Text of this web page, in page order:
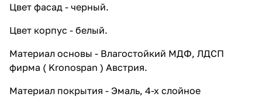
Цвет фасад - черный.
Цвет корпус - белый.
Материал основы - Влагостойкий МДФ, ЛДСП
фирма ( Kronospan ) Австрия.
Материал покрытия - Эмаль, 4-х слойное